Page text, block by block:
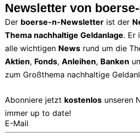
Newsletter von
Der boerse-n-Newsletter ist der
Thema nachhaltige Geldanlage. Er
alle wichtigen News rund um die
Aktien, Fonds, Anleihen, Banken
zum Großthema nachhaltige
Abonniere jetzt kostenlos unseren
immer up to date!
E-Mail